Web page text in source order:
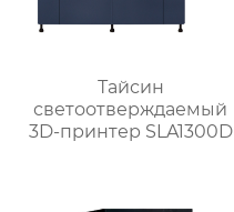
Тайсин
светоотверждаемый
3D-принтер SLA1300D